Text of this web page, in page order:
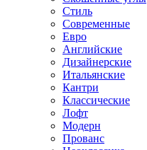
Стиль
Современные
Евро
Английские
Дизайнерские
Итальянские
Кантри
Классические
Лофт
Модерн
Прованс